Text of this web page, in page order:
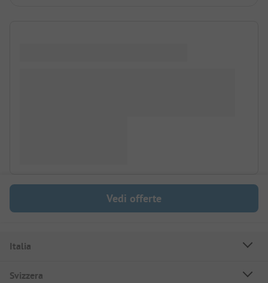
Vedi offerte
Italia
Svizzera